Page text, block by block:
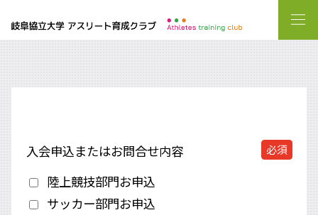
入会申込またはお問合せ内容 必須
陸上競技部門お申込
サッカー部門お申込